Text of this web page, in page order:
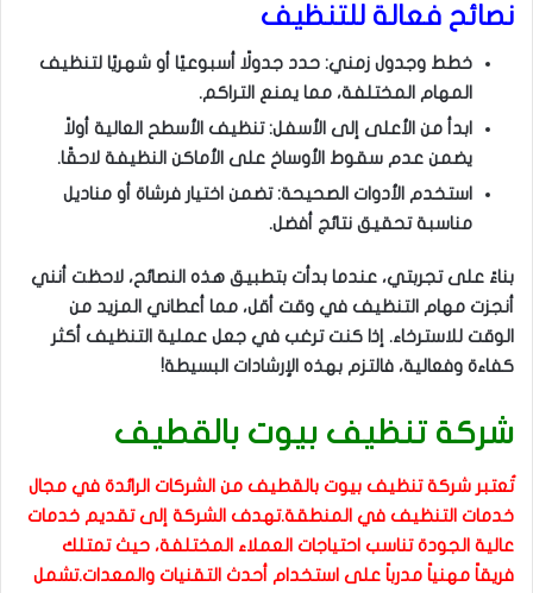
نصائح فعالة للتنظيف
خطط وجدول زمني: حدد جدولًا أسبوعيًا أو شهريًا لتنظيف
المهام المختلفة، مما يمنع التراكم.
ابدأ من الأعلى إلى الأسفل: تنظيف الأسطح العالية أولاً
يضمن عدم سقوط الأوساخ على الأماكن النظيفة لاحقًا.
استخدم الأدوات الصحيحة: تضمن اختيار فرشاة أو مناديل
مناسبة تحقيق نتائج أفضل.
بناءً على تجربتي، عندما بدأت بتطبيق هذه النصائح، لاحظت أنني
أنجزت مهام التنظيف في وقت أقل، مما أعطاني المزيد من
الوقت للاسترخاء. إذا كنت ترغب في جعل عملية التنظيف أكثر
كفاءة وفعالية، فالتزم بهذه الإرشادات البسيطة!
شركة تنظيف بيوت بالقطيف
تُعتبر شركة تنظيف بيوت بالقطيف من الشركات الرائدة في مجال
خدمات التنظيف في المنطقة.تهدف الشركة إلى تقديم خدمات
عالية الجودة تناسب احتياجات العملاء المختلفة، حيث تمتلك
فريقاً مهنياً مدرباً على استخدام أحدث التقنيات والمعدات.تشمل